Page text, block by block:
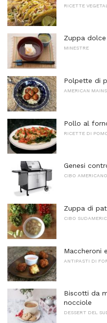
RICETTE
Zuppa
MINESTRE
Polpette di
AMERICAN MAINS
Pollo al
RICETTE DI
Genesi
CIBO AMERICANO
Zuppa di
CIBO
Maccheroni
ANTIPASTI DI
Biscotti da
nocciole
DESSERT DEL